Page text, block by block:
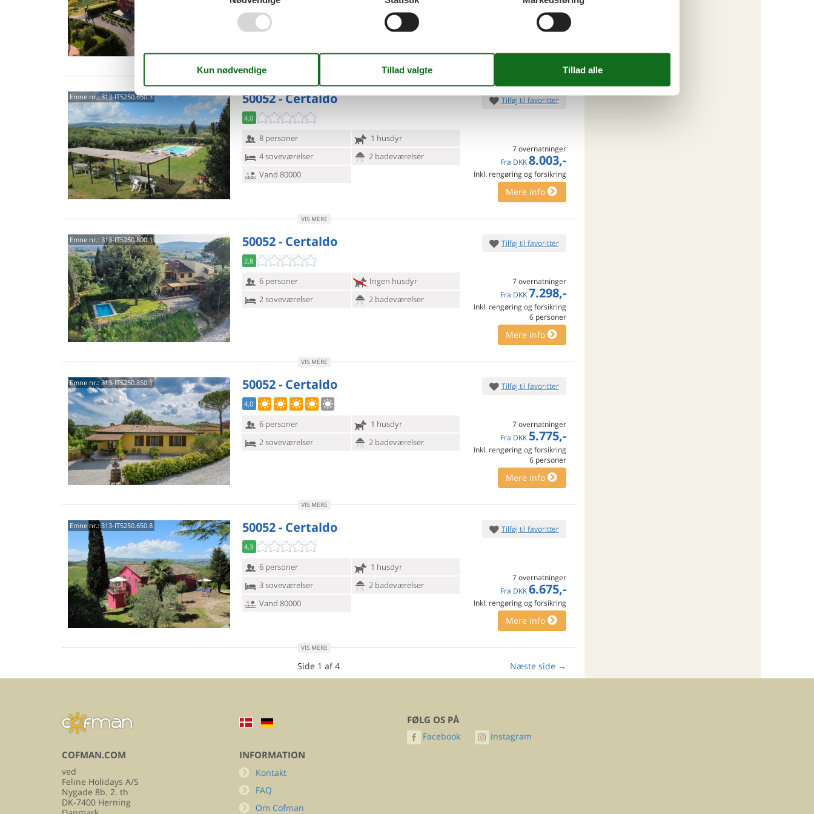
6 soveværelser
8 badeværelser
Vand 80000
32.408,-
Inkl. rengøring og forsikring
personer
Emne nr.:313-IT5250.650.3 50052 - Certaldo
4,0
8 personer
1 husdyr
4 soveværelser
2 badeværelser
Vand 80000
Tilføj til favoritter
7 overnatninger
Fra DKK 8.003,-
Inkl. rengøring og forsikring
Mere info
VIS MERE
Emne nr.: 313-IT5250.800.1 50052 - Certaldo
2,8
6 personer
Ingen husdyr
2 soveværelser
2 badeværelser
Tilføj til favoritter
7 overnatninger
Fra DKK 7.298,-
Inkl. rengøring og forsikring
6 personer
Mere info
VIS MERE
Emne nr.:313-IT5250.850.1 50052 - Certaldo
4,0
6 personer
1 husdyr
2 soveværelser
2 badeværelser
Tilføj til favoritter
7 overnatninger
Fra DKK 5.775,-
Inkl. rengøring og forsikring
6 personer
Mere info
VIS MERE
Emne nr.:313-IT5250.650.8 50052 - Certaldo
4,3
6 personer
1 husdyr
3 soveværelser
2 badeværelser
Vand 80000
Tilføj til favoritter
7 overnatninger
Fra DKK 6.675,-
Inkl. rengøring og forsikring
Mere info
VIS MERE
Side 1 af 4 Næste side →
COFMAN.COM
ved
Feline Holidays A/S
Nygade 8b. 2. th
DK-7400 Herning
INFORMATION
Kontakt
FAQ
Om Cofman
FØLG OS PÅ
Facebook Instagram